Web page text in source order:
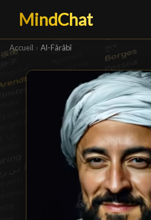
MindChat
Accueil › Al-Fârâbî